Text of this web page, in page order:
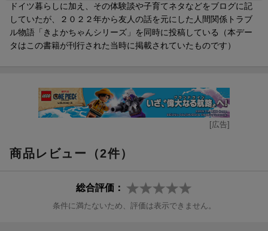
安上りな大谷くん
義両親との会話
ユキちゃんの元カレ
それぞれのチョコレート事情
チコちゃん母のその後
ドイツ暮らしに加え、その体験談や子育てネタなどをブログに記
していたが、２０２２年から友人の話を元にした人間関係トラブ
ル物語「きよかちゃんシリーズ」を同時に投稿している（本デー
タはこの書籍が刊行された当時に掲載されていたものです）
[広告]
商品レビュー（2件）
総合評価：
条件に満たないため、評価は表示できません。